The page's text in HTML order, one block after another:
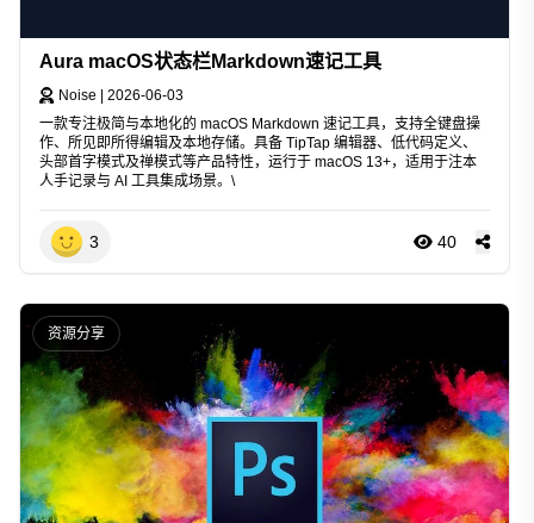
Aura macOS状态栏Markdown速记工具
Noise
2026-06-03
一款专注极简与本地化的 macOS Markdown 速记工具，支持全键盘操
作、所见即所得编辑及本地存储。具备 TipTap 编辑器、低代码定义、
头部首字模式及禅模式等产品特性，运行于 macOS 13+，适用于注本
人手记录与 AI 工具集成场景。\
3 40
资源分享